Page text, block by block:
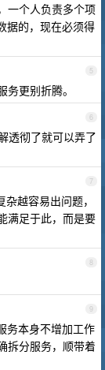
一个人负责多个项
据的，现在必须得
5
更别折腾。
6
透彻了就可以弄了
7
越容易出问题，
满足于此，而是要
8
9
务本身不增加工作
拆分服务，顺带着